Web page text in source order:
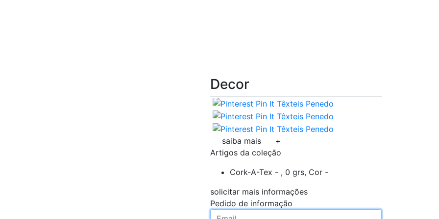
Decor
saiba mais
+
Artigos da coleção
Cork-A-Tex - , 0 grs, Cor -
solicitar mais informações
Pedido de informação